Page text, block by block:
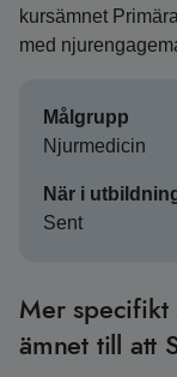
kursämnet
med
Målgrupp
Njurmedicin
När i
Sent
Mer specifikt
ämnet till att